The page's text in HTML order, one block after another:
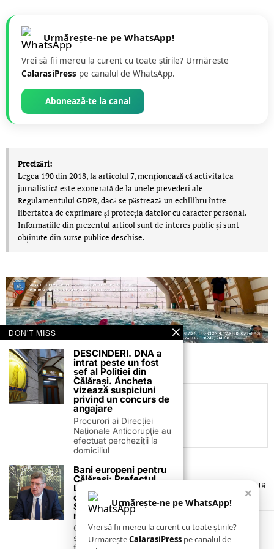
Urmărește-ne pe WhatsApp!
Vrei să fii mereu la curent cu toate știrile? Urmăreste
CalarasiPress pe canalul de WhatsApp.
Abonează-te la canal
Precizări:
Legea 190 din 2018, la articolul 7, menţionează că activitatea
jurnalistică este exonerată de la unele prevederi ale
Regulamentului GDPR, dacă se păstrează un echilibru între
libertatea de exprimare şi protecţia datelor cu caracter personal.
Informațiile din prezentul articol sunt de interes public și sunt
obținute din surse publice deschise.
C.C
TERMENI ȘI CONDIȚII
POLITICA DE ANULARE & RETUR
PUBLICITATE ONLINE & TIPĂRITĂ
CONTACT
ZIARUL ANUNȚUL CĂLĂRĂȘEAN
×
Urmărește-ne pe WhatsApp!
Vrei să fii mereu la curent cu toate știrile?
UrmareșteCalarasiPress pe canalul de
DON'T MISS
DESCINDERI. DNA a
intrat peste un fost
șef al Poliției din
Călărași. Ancheta
vizează suspiciuni
privind un concurs de
angajare
Procurori ai Direcției
Naționale Anticorupție au
efectuat percheziții la
domiciliul
Bani europeni pentru
Călărași: Prefectul
Laurențiu State anunță
colaborarea cu ADR
Sud-Muntenia pentru
noi finanțări
Călărașul se pregătește
să intre pe harta